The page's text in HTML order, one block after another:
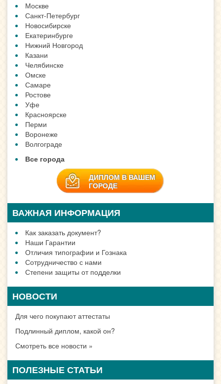
Москве
Санкт-Петербург
Новосибирске
Екатеринбурге
Нижний Новгород
Казани
Челябинске
Омске
Самаре
Ростове
Уфе
Красноярске
Перми
Воронеже
Волгограде
Все города
ДИПЛОМ В ВАШЕМ
ГОРОДЕ
ВАЖНАЯ ИНФОРМАЦИЯ
Как заказать документ?
Наши Гарантии
Отличия типографии и Гознака
Сотрудничество с нами
Степени защиты от подделки
НОВОСТИ
Для чего покупают аттестаты
Подлинный диплом, какой он?
Смотреть все новости »
ПОЛЕЗНЫЕ СТАТЬИ